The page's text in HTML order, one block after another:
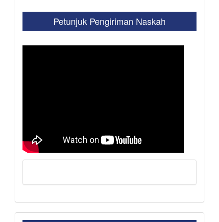
Petunjuk Pengiriman Naskah